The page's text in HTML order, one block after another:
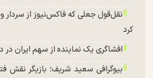
نقل‌قول جعلی که فاکس‌نیوز از
کرد
افشاگری یک نماینده از سهم ایران در
بیوگرافی سعید شریف؛ بازیگر نقش